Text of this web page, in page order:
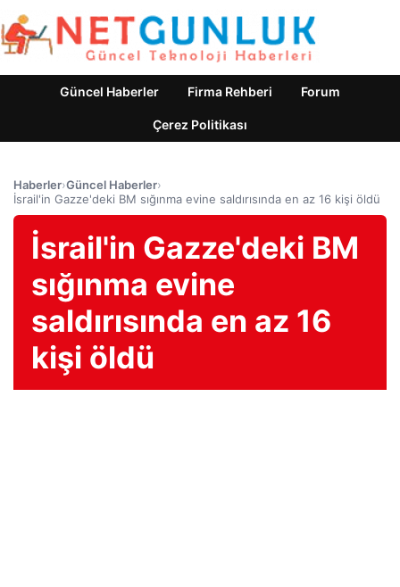
Güncel Haberler Firma Rehberi Forum
Çerez Politikası
Haberler›Güncel Haberler›
İsrail'in Gazze'deki BM sığınma evine saldırısında en az 16 kişi öldü
İsrail'in Gazze'deki BM
sığınma evine
saldırısında en az 16
kişi öldü